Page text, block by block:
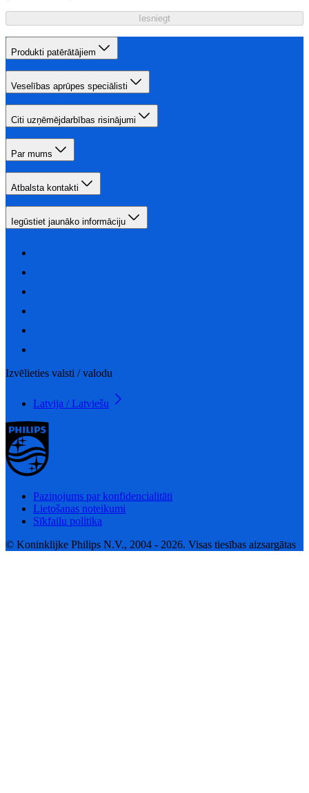
Iesniegt
Produkti patērātājiem
Veselības aprūpes speciālisti
Citi uzņēmējdarbības risinājumi
Par mums
Atbalsta kontakti
Iegūstiet jaunāko informāciju
Izvēlieties valsti / valodu
Latvija / Latviešu
Paziņojums par konfidencialitāti
Lietošanas noteikumi
Sīkfailu politika
© Koninklijke Philips N.V., 2004 - 2026. Visas tiesības aizsargātas